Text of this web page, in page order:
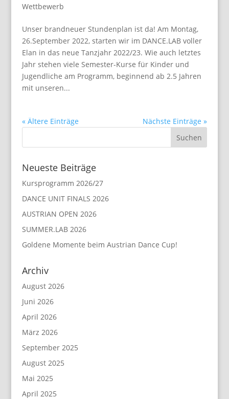
Wettbewerb
Unser brandneuer Stundenplan ist da! Am Montag,
26.September 2022, starten wir im DANCE.LAB voller
Elan in das neue Tanzjahr 2022/23. Wie auch letztes
Jahr stehen viele Semester-Kurse für Kinder und
Jugendliche am Programm, beginnend ab 2.5 Jahren
mit unseren...
« Ältere Einträge Nächste Einträge »
Neueste Beiträge
Kursprogramm 2026/27
DANCE UNIT FINALS 2026
AUSTRIAN OPEN 2026
SUMMER.LAB 2026
Goldene Momente beim Austrian Dance Cup!
Archiv
August 2026
Juni 2026
April 2026
März 2026
September 2025
August 2025
Mai 2025
April 2025